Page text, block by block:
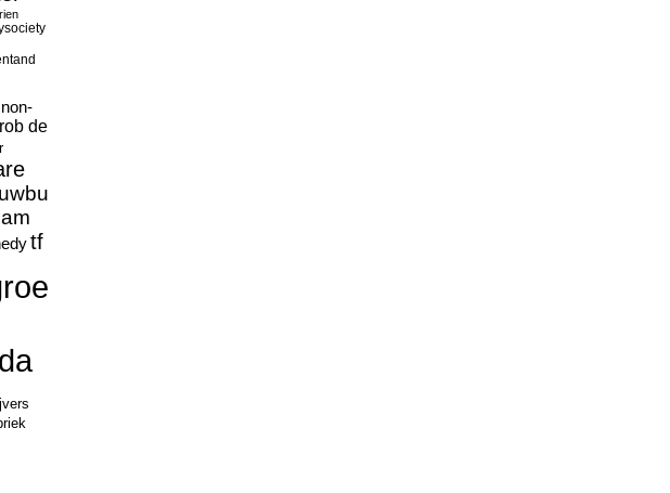
non-
rob de
tf